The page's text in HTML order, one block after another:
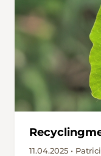
11.04.2025 •